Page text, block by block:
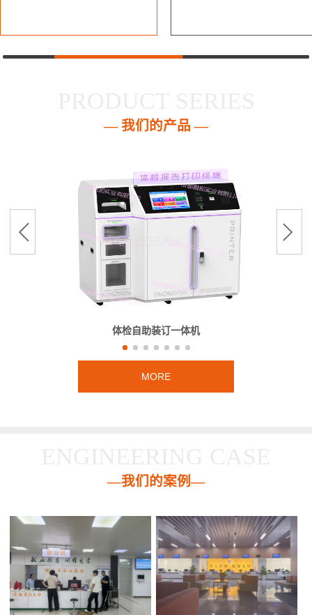
— 我们的产品 —
体检自助装订一体机
MORE
—我们的案例—